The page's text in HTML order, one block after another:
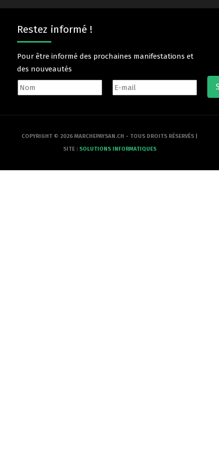
Restez informé !
Pour être informé des prochaines manifestations et
des nouveautés
COPYRIGHT © 2026 MARCHEPAYSAN.CH - TOUS DROITS RÉSERVÉS |
SITE : SOLUTIONS INFORMATIQUES